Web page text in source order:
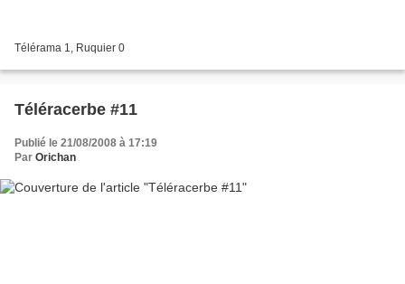
Télérama 1, Ruquier 0
Téléracerbe #11
Publié le 21/08/2008 à 17:19
Par Orichan